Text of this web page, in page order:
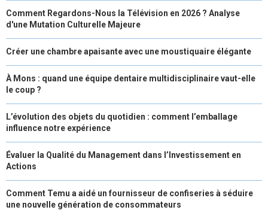
Comment Regardons-Nous la Télévision en 2026 ? Analyse
d'une Mutation Culturelle Majeure
Créer une chambre apaisante avec une moustiquaire élégante
À Mons : quand une équipe dentaire multidisciplinaire vaut-elle
le coup ?
L’évolution des objets du quotidien : comment l’emballage
influence notre expérience
Évaluer la Qualité du Management dans l’Investissement en
Actions
Comment Temu a aidé un fournisseur de confiseries à séduire
une nouvelle génération de consommateurs